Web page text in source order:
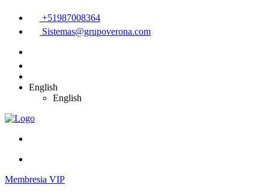
+51987008364
Sistemas@grupoverona.com
English
English
Membresia VIP